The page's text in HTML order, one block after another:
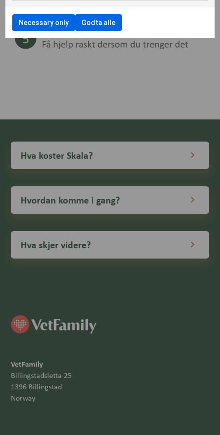
Hva koster Skala?
Hvordan komme i gang?
Hva skjer videre?
VetFamily
Billingstadsletta 25
1396 Billingstad
Norway
Necessary only Godta alle